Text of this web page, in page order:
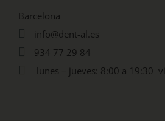
Barcelona
info@dent-al.es
934 77 29 84
lunes – jueves: 8:00 a 19:30